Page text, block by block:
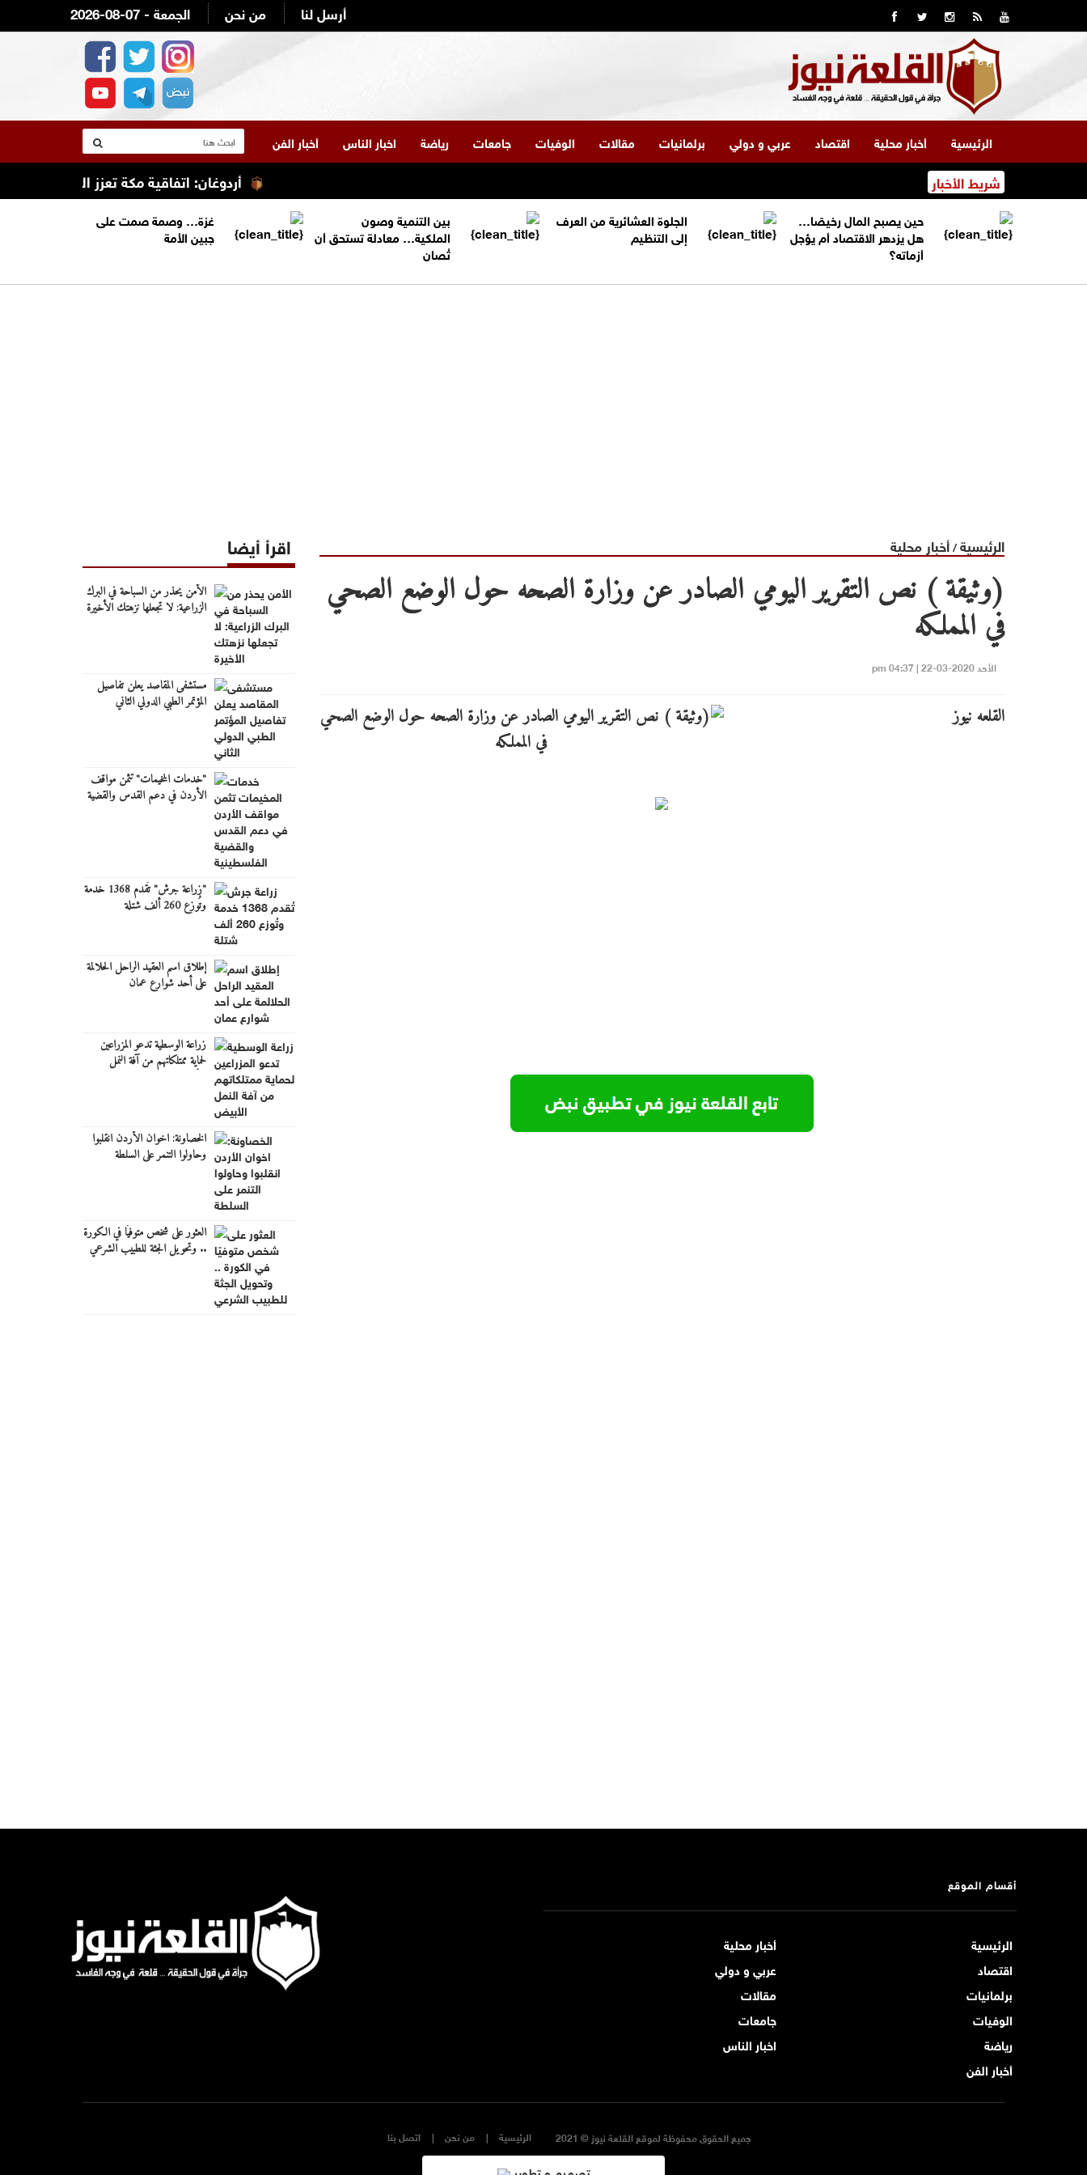
2026-08-07 - الجمعة من نحن أرسل لنا
الرئيسية أخبار محلية اقتصاد عربي و دولي برلمانيات مقالات الوفيات جامعات رياضة اخبار الناس أخبار الفن
شريط الأخبار أردوغان: اتفاقية مكة تعزز التعاون الأمني
حين يصبح المال رخيصًا…
هل يزدهر الاقتصاد أم يؤجل
أزماته؟
الجلوة العشائرية من العرف
إلى التنظيم
بين التنمية وصون
الملكية… معادلة تستحق أن
تُصان
غزة… وصمة صمت على
جبين الأمة
الرئيسية/أخبار محلية
(وثيقة ) نص التقرير اليومي الصادر عن وزارة الصحه حول الوضع الصحي
في المملكه
الأحد 2020-03-22 | 04:37 pm
القلعه نيوز
اقرأ أيضا
الأمن يحذر من السباحة في البرك
الزراعية: لا تجعلها نزهتك الأخيرة
مستشفى المقاصد يعلن تفاصيل
المؤتمر الطبي الدولي الثاني
"خدمات المخيمات" تثمن مواقف
الأردن في دعم القدس والقضية
"زراعة جرش" تُقدم 1368 خدمة
وتُوزع 260 ألف شتلة
إطلاق اسم العقيد الراحل الحلالمة
على أحد شوارع عمان
زراعة الوسطية تدعو المزراعين
لحماية ممتلكاتهم من آفة النمل
الخصاونة: اخوان الأردن انقلبوا
وحاولوا التنمر على السلطة
العثور على شخص متوفيًا في الكورة
.. وتحويل الجثة للطبيب الشرعي
أقسام الموقع
الرئيسية
أخبار محلية
اقتصاد
عربي و دولي
برلمانيات
مقالات
الوفيات
جامعات
رياضة
اخبار الناس
أخبار الفن
جميع الحقوق محفوظة لموقع القلعة نيوز © 2021 اتصل بنا من نحن الرئيسية